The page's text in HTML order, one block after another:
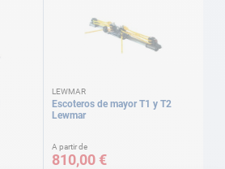
LEWMAR
Escoteros de mayor T1 y T2
Lewmar
A partir de
810,00 €